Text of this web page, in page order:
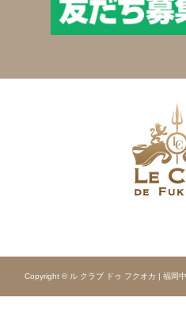
Copyright © ル クラブ ドゥ フクオカ | 福岡